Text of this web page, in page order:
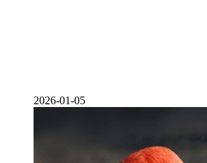
2026-01-05